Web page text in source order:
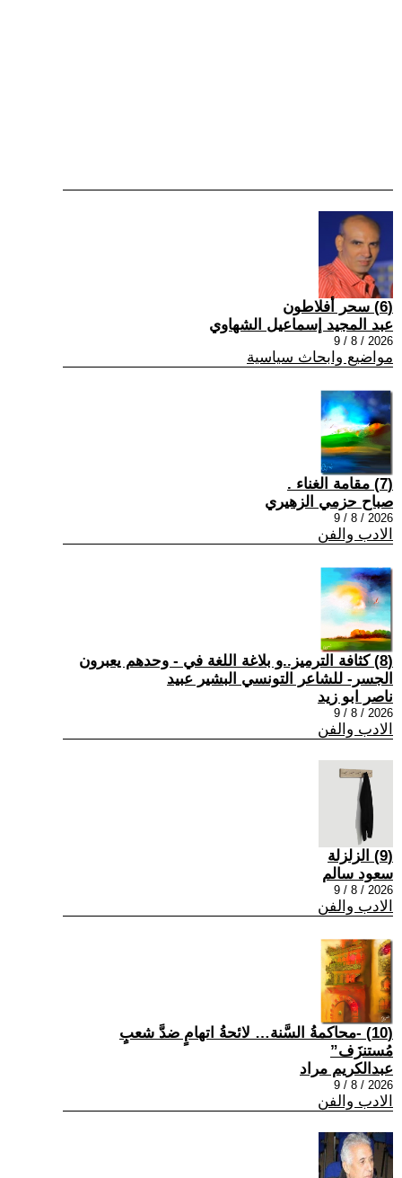
(6) سحر أفلاطون
عبد المجيد إسماعيل الشهاوي
2026 / 8 / 9
مواضيع وابحاث سياسية
(7) مقامة الغناء .
صباح حزمي الزهيري
2026 / 8 / 9
الادب والفن
(8) كثافة الترميز..و بلاغة اللغة في - وحدهم يعبرون
الجسر- للشاعر التونسي البشير عبيد
ناصر ابو زيد
2026 / 8 / 9
الادب والفن
(9) الزلزلة
سعود سالم
2026 / 8 / 9
الادب والفن
(10) -محاكمةُ السَّنة… لائحةُ اتهامٍ ضدَّ شعبٍ
مُستنزَف”
عبدالكريم مراد
2026 / 8 / 9
الادب والفن